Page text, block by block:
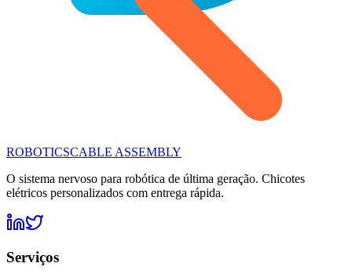
ROBOTICSCABLE ASSEMBLY
O sistema nervoso para robótica de última geração. Chicotes
elétricos personalizados com entrega rápida.
Serviços